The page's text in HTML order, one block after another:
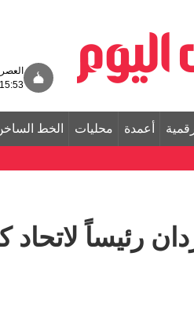
العصر
15:53
أعمدة محليات الخط
رئيساً